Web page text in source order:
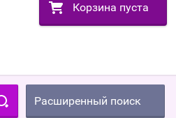
Корзина пуста
Расширенный поиск